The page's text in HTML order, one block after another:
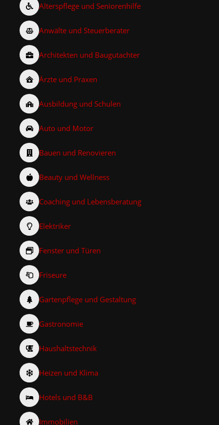
Alterspflege und Seniorenhilfe
Anwälte und Steuerberater
Architekten und Baugutachter
Ärzte und Praxen
Ausbildung und Schulen
Auto und Motor
Bauen und Renovieren
Beauty und Wellness
Coaching und Lebensberatung
Elektriker
Fenster und Türen
Friseure
Gartenpflege und Gestaltung
Gastronomie
Haushaltstechnik
Heizen und Klima
Hotels und B&B
Immobilien